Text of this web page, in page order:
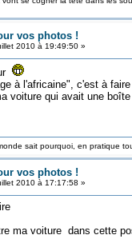
vos photos !
2010 à 19:49:50 »
à l'africaine", c'est à
voiture qui avait une
sait pourquoi, en pratique
vos photos !
2010 à 17:17:58 »
ma voiture dans cette